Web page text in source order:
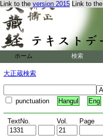
Link to the version 2015 Link to the
ホーム 検索
大正蔵検索
punctuation Hangul Eng
TextNo. Vol. Page